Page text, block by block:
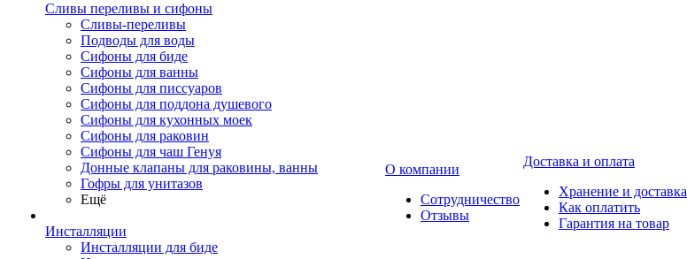
Сливы переливы и сифоны
Сливы-переливы
Подводы для воды
Сифоны для биде
Сифоны для ванны
Сифоны для писсуаров
Сифоны для поддона душевого
Сифоны для кухонных моек
Сифоны для раковин
Сифоны для чаш Генуя
Донные клапаны для раковины, ванны
Гофры для унитазов
Ещё
Инсталляции
Инсталляции для биде
О компании
Сотрудничество
Отзывы
Доставка и оплата
Хранение и доставка
Как оплатить
Гарантия на товар